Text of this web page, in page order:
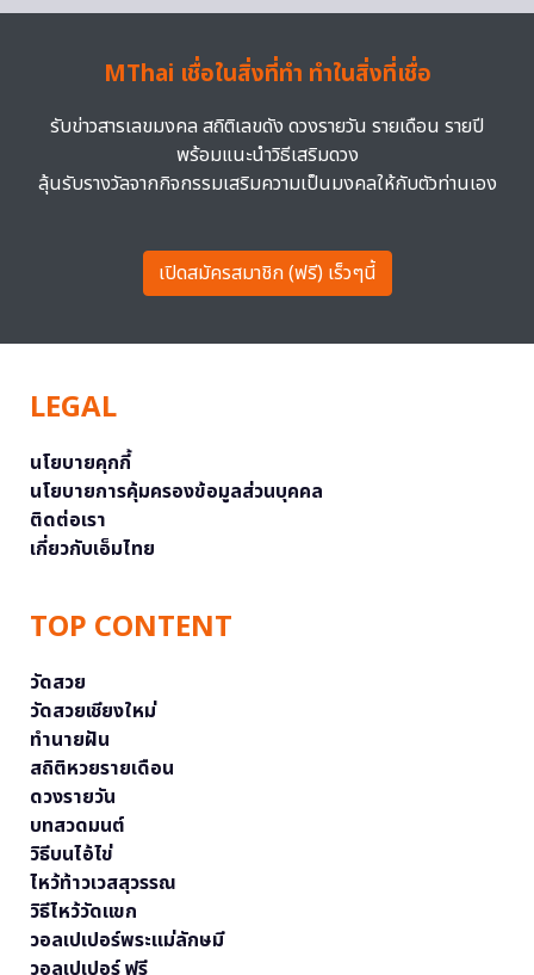
MThai เชื่อในสิ่งที่ทำ ทำในสิ่งที่เชื่อ
รับข่าวสารเลขมงคล สถิติเลขดัง ดวงรายวัน รายเดือน รายปี
พร้อมแนะนำวิธีเสริมดวง
ลุ้นรับรางวัลจากกิจกรรมเสริมความเป็นมงคลให้กับตัวท่านเอง
เปิดสมัครสมาชิก (ฟรี) เร็วๆนี้
LEGAL
นโยบายคุกกี้
นโยบายการคุ้มครองข้อมูลส่วนบุคคล
ติดต่อเรา
เกี่ยวกับเอ็มไทย
TOP CONTENT
วัดสวย
วัดสวยเชียงใหม่
ทำนายฝัน
สถิติหวยรายเดือน
ดวงรายวัน
บทสวดมนต์
วิธีบนไอ้ไข่
ไหว้ท้าวเวสสุวรรณ
วิธีไหว้วัดแขก
วอลเปเปอร์พระแม่ลักษมี
วอลเปเปอร์ ฟรี